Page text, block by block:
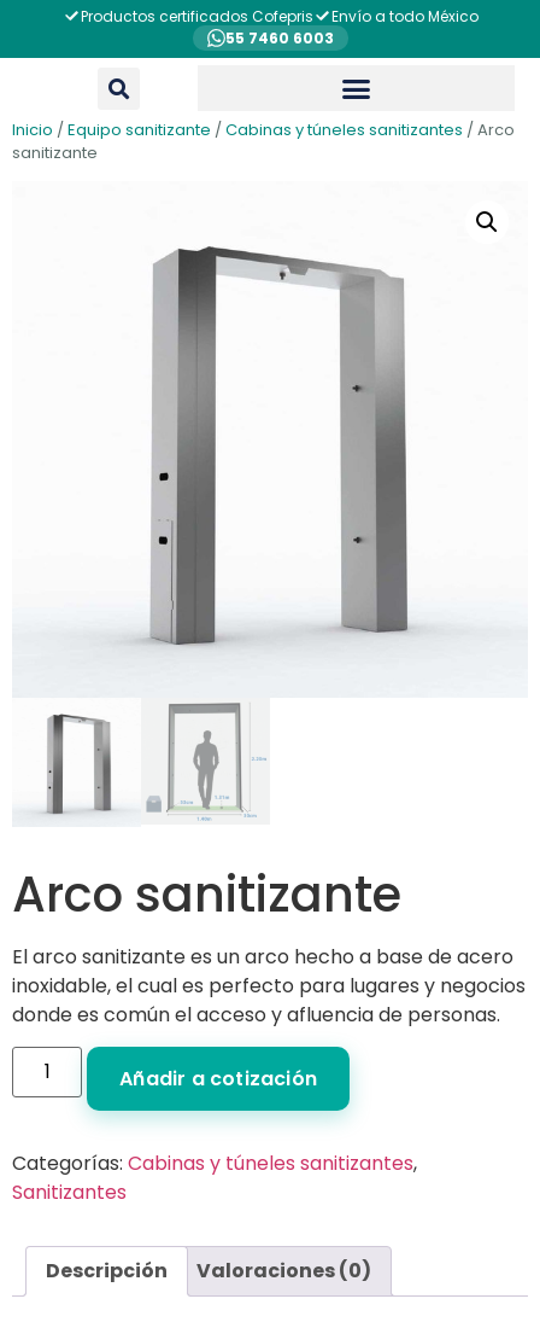
Productos certificados Cofepris
Envío a todo México
55 7460 6003
Inicio /Equipo sanitizante /Cabinas y túneles sanitizantes / Arco
sanitizante
Arco sanitizante
El arco sanitizante es un arco hecho a base de acero
inoxidable, el cual es perfecto para lugares y negocios
donde es común el acceso y afluencia de personas.
Añadir a cotización
Categorías: Cabinas y túneles sanitizantes,
Sanitizantes
Descripción Valoraciones (0)